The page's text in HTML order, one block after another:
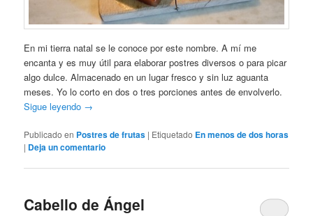
En mi tierra natal se le conoce por este nombre. A mí me
encanta y es muy útil para elaborar postres diversos o para picar
algo dulce. Almacenado en un lugar fresco y sin luz aguanta
meses. Yo lo corto en dos o tres porciones antes de envolverlo.
Sigue leyendo →
Publicado en Postres de frutas | Etiquetado En menos de dos horas
| Deja un comentario
Cabello de Ángel